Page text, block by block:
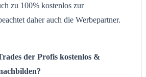
zu 100% kostenlos zur
daher auch die Werbepartner.
der Profis kostenlos &